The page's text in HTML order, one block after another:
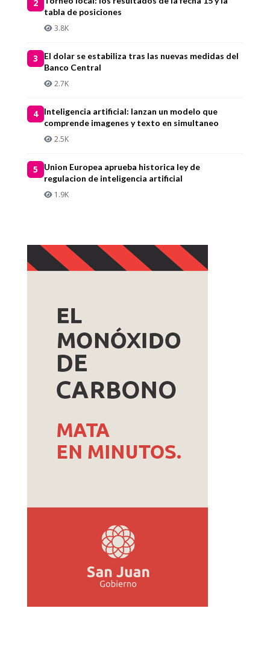
2
tabla de posiciones
3.8K
3
El dolar se estabiliza tras las nuevas medidas del
Banco Central
2.7K
4
Inteligencia artificial: lanzan un modelo que
comprende imagenes y texto en simultaneo
2.5K
5
Union Europea aprueba historica ley de
regulacion de inteligencia artificial
1.9K